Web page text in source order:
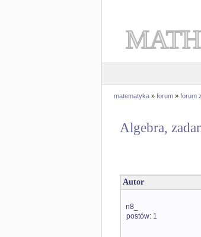
matematyka » forum » forum
Algebra,
Autor
n8_
postów: 1